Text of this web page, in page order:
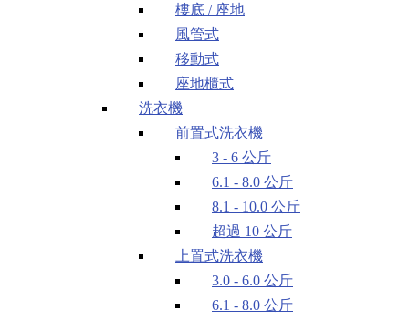
樓底 / 座地
風管式
移動式
座地櫃式
洗衣機
前置式洗衣機
3 - 6 公斤
6.1 - 8.0 公斤
8.1 - 10.0 公斤
超過 10 公斤
上置式洗衣機
3.0 - 6.0 公斤
6.1 - 8.0 公斤